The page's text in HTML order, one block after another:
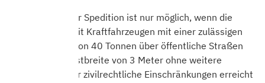
Die Lieferung per Spedition ist nur möglich, wenn die
Lieferadresse mit Kraftfahrzeugen mit einer zulässigen
Gesamtmasse von 40 Tonnen über öffentliche Straßen
mit einer Mindestbreite von 3 Meter ohne weitere
behördliche oder zivilrechtliche Einschränkungen erreicht